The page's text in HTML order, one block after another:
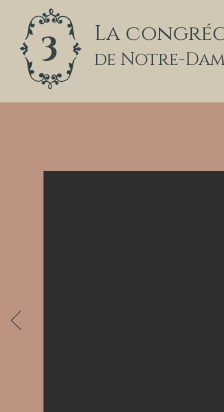
3 La
de Notre-